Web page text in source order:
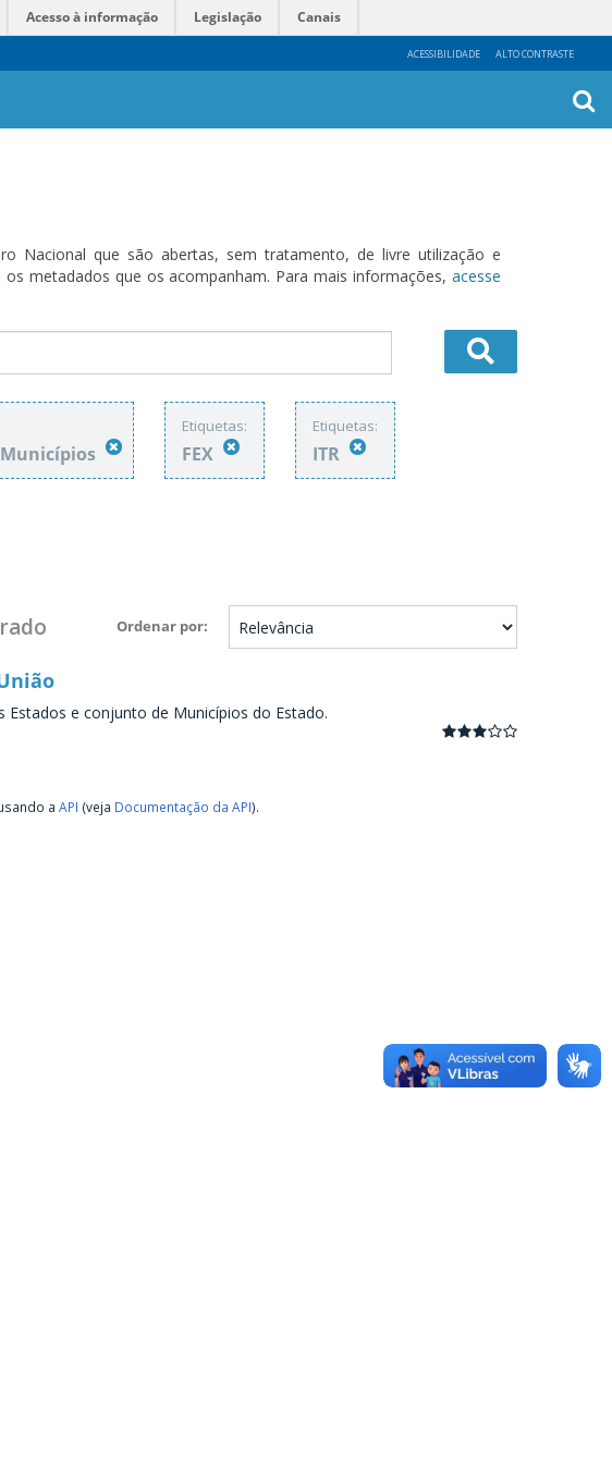
ACESSIBILIDADE ALTO CONTRASTE
Acesso à informação Legislação Canais
Nacional que são abertas, sem tratamento, de livre utilização e
metadados que os acompanham. Para mais informações, acesse
Etiquetas:
FEX
Etiquetas:
ITR
Ordenar por
e conjunto de Municípios do Estado.
a API (veja Documentação da API).